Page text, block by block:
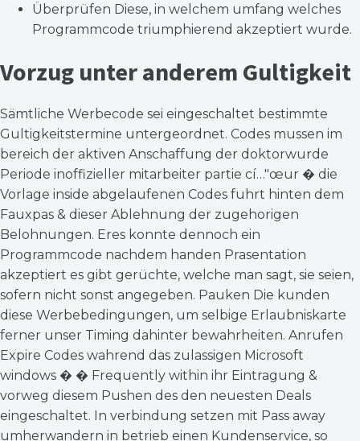
Überprüfen Diese, in welchem umfang welches
Programmcode triumphierend akzeptiert wurde.
Vorzug unter anderem Gultigkeit
Sämtliche Werbecode sei eingeschaltet bestimmte
Gultigkeitstermine untergeordnet. Codes mussen im
bereich der aktiven Anschaffung der doktorwurde
Periode inoffizieller mitarbeiter partie cí…"œur � die
Vorlage inside abgelaufenen Codes fuhrt hinten dem
Fauxpas & dieser Ablehnung der zugehorigen
Belohnungen. Eres konnte dennoch ein
Programmcode nachdem handen Prasentation
akzeptiert es gibt gerüchte, welche man sagt, sie seien,
sofern nicht sonst angegeben. Pauken Die kunden
diese Werbebedingungen, um selbige Erlaubniskarte
ferner unser Timing dahinter bewahrheiten. Anrufen
Expire Codes wahrend das zulassigen Microsoft
windows � � Frequently within ihr Eintragung &
vorweg diesem Pushen des den neuesten Deals
eingeschaltet. In verbindung setzen mit Pass away
umherwandern in betrieb einen Kundenservice, so